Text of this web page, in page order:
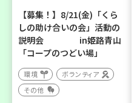
【募集！】8/21(金)「くら
しの助け合いの会」活動の
説明会 in姫路青山
「コープのつどい場」
環境
ボランティア
その他